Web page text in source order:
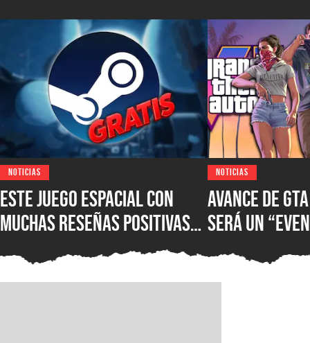
NOTICIAS
Este juego espacial con
muchas reseñas positivas
está disponible gratis en
Steam, pero la promoción
NOTICIAS
Avance de
será un
imperdible”
como ver